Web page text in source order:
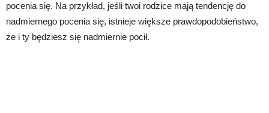
pocenia się. Na przykład, jeśli twoi rodzice mają tendencję do
nadmiernego pocenia się, istnieje większe prawdopodobieństwo,
że i ty będziesz się nadmiernie pocił.